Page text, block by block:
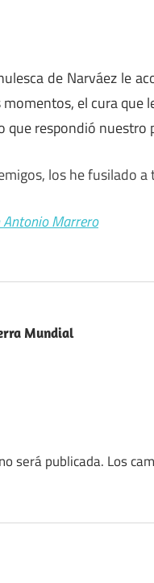
de Narváez le
el cura
que respondió nuestro
los he fusilado a
Antonio Marrero
Mundial
será publicada. Los